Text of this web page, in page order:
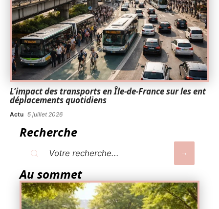
L’impact des transports en Île-de-France sur les ent
déplacements quotidiens
Actu 5 juillet 2026
Recherche
Au sommet